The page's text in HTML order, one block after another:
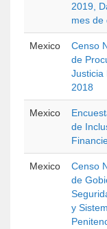
2019,
mes de
Mexico
Censo
de
Justicia
2018
Mexico
de
Mexico
Censo
de
y